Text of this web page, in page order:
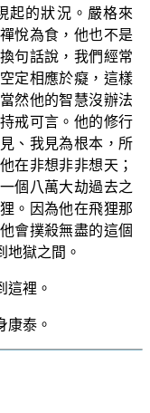
起的狀況。嚴格來
悅為食，他也不是
句話說，我們經常
定相應於癡，這樣
然他的智慧沒辦法
戒可言。他的修行
、我見為根本，所
在非想非非想天；
個八萬大劫過去之
。因為他在飛狸那
會撲殺無盡的這個
地獄之間。
這裡。
康泰。